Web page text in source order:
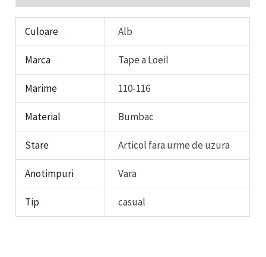
Culoare Alb
Marca Tape a Loeil
Marime 110-116
Material Bumbac
Stare Articol fara urme de uzura
Anotimpuri Vara
Tip casual